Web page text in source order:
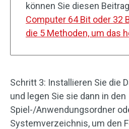
können Sie diesen
Computer 64 Bit oder 32
die 5 Methoden, um das
Schritt 3: Installieren Sie die
und legen Sie sie dann in den
Spiel-/Anwendungsordner
Systemverzeichnis, um den